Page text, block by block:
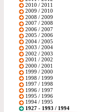
2010 / 2011
2009 / 2010
2008 / 2009
2007 / 2008
2006 / 2007
2005 / 2006
2004 / 2005
2003 / 2004
2002 / 2003
2001 / 2002
2000 / 2001
1999 / 2000
1998 / 1999
1997 / 1998
1996 / 1997
1995 / 1996
1994 / 1995
1927 - 1993 / 1994